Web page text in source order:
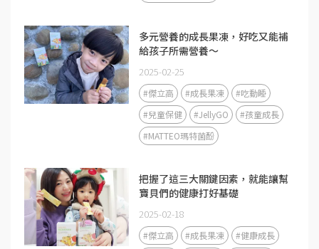
多元營養的成長果凍，好吃又能補
給孩子所需營養～
2025-02-25
#傑立高 #成長果凍
#吃動睡
#兒童保健
#JellyGO
#孩童成長
#MATTEO瑪特菌酚
把握了這三大關鍵因素，就能讓幫
寶貝們的健康打好基礎
2025-02-18
#傑立高 #成長果凍
#健康成長